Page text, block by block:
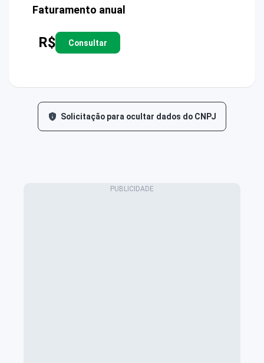
Faturamento anual
R$ Consultar
Solicitação para ocultar dados do CNPJ